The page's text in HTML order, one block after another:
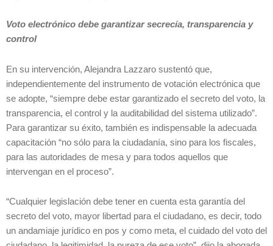
Voto electrónico debe garantizar secrecía, transparencia y
control
En su intervención, Alejandra Lazzaro sustentó que,
independientemente del instrumento de votación electrónica que
se adopte, “siempre debe estar garantizado el secreto del voto, la
transparencia, el control y la auditabilidad del sistema utilizado”.
Para garantizar su éxito, también es indispensable la adecuada
capacitación “no sólo para la ciudadanía, sino para los fiscales,
para las autoridades de mesa y para todos aquellos que
intervengan en el proceso”.
“Cualquier legislación debe tener en cuenta esta garantía del
secreto del voto, mayor libertad para el ciudadano, es decir, todo
un andamiaje jurídico en pos y como meta, el cuidado del voto del